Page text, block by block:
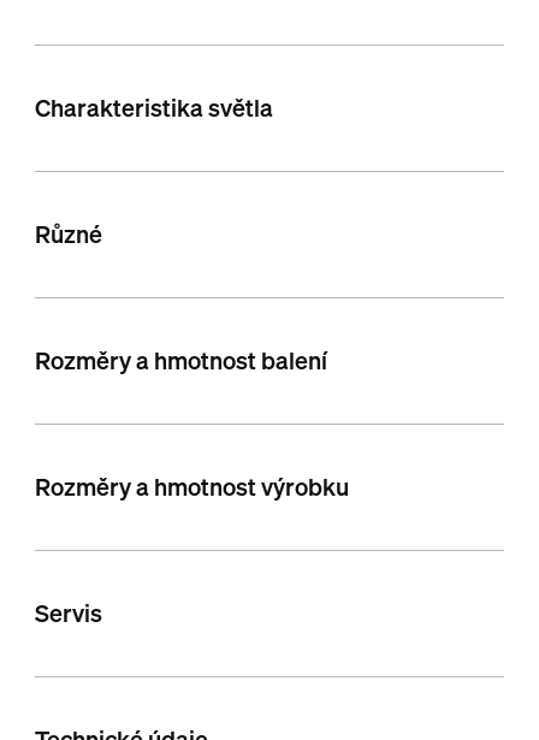
Charakteristika světla
Různé
Rozměry a hmotnost balení
Rozměry a hmotnost výrobku
Servis